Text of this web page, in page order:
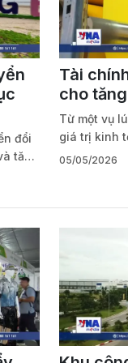
đổi
tăng
đổi
Tài
cho
Từ một vụ
giá trị kinh
xanh hàng
tại Việt
05/05/2026